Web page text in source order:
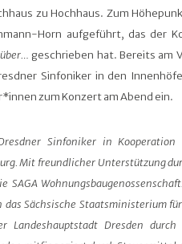
zu Hochhaus. Zum
Horn aufgeführt, das der
geschrieben hat. Bereits am
Sinfoniker in den
zum Konzert am Abend ein.
Sinfoniker in
Mit freundlicher Unterstützung
SAGA
Sächsische Staatsministerium
Landeshauptstadt Dresden